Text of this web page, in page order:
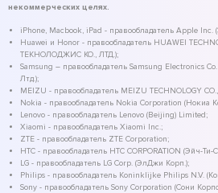
некоммерческих целях.
iPhone, Macbook, iPad - правообладатель Apple Inc.
Huawei и Honor - правообладатель HUAWEI
ТЕКНОЛОДЖИС КО., ЛТД.);
Samsung – правообладатель Samsung Electronics
Лтд.);
MEIZU - правообладатель MEIZU TECHNOLOGY CO.,
Nokia - правообладатель Nokia Corporation (Нокиа
Lenovo - правообладатель Lenovo (Beijing) Limited;
Xiaomi - правообладатель Xiaomi Inc.;
ZTE - правообладатель ZTE Corporation;
HTC - правообладатель HTC CORPORATION (Эйч-
LG - правообладатель LG Corp. (ЭлДжи Корп.);
Philips - правообладатель Koninklijke Philips N.V.
Sony - правообладатель Sony Corporation (Сони